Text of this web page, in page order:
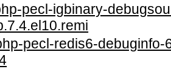
pecl-igbinary-
pecl-redis6-debuginfo-